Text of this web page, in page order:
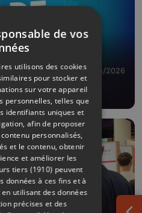
24/06/2026
de vos
utilisons des cookies
pour stocker et
sur votre appareil
personnelles, telles que
identifiants uniques et
afin de proposer
personnalisés,
et le contenu, obtenir
et améliorer les
tiers (1910) peuvent
données à ces fins et à
utilisant des données
précises et des